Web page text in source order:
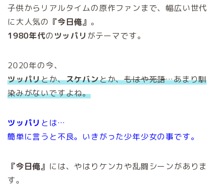
子供からリアルタイムの原作ファンまで、幅広い世代
に大人気の 『今日俺』 。
1980年代のツッパリ がテーマです。
2020年の今、
ツッパリとか、スケバンとか、もはや死語…あまり馴
染みがないですよね。
ツッパリ とは…
簡単に言うと不良。いきがった少年少女の事です。
『今日俺』 には、やはりケンカや乱闘シーンがありま
す。